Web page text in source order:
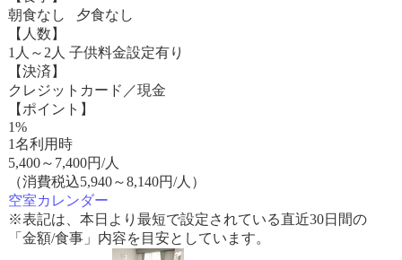
朝食なし 夕食なし
【人数】
1人～2人 子供料金設定有り
【決済】
クレジットカード／現金
【ポイント】
1%
1名利用時
5,400～ 7,400円/人
（消費税込5,940～8,140円/人）
空室カレンダー
※表記は、本日より最短で設定されている直近30日間の
「金額/食事」内容を目安としています。